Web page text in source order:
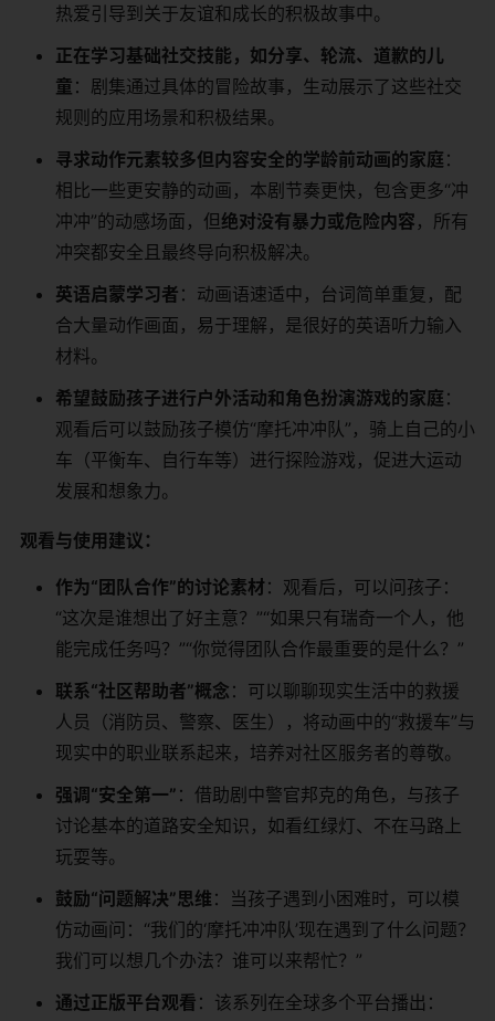
热爱引导到关于友谊和成长的积极故事中。
正在学习基础社交技能，如分享、轮流、道歉的儿
童 ：剧集通过具体的冒险故事，生动展示了这些社交
规则的应用场景和积极结果。
寻求动作元素较多但内容安全的学龄前动画的家庭 ：
相比一些更安静的动画，本剧节奏更快，包含更多“冲
冲冲”的动感场面，但绝对没有暴力或危险内容 ，所有
冲突都安全且最终导向积极解决。
英语启蒙学习者 ：动画语速适中，台词简单重复，配
合大量动作画面，易于理解，是很好的英语听力输入
材料。
希望鼓励孩子进行户外活动和角色扮演游戏的家庭 ：
观看后可以鼓励孩子模仿“摩托冲冲队”，骑上自己的小
车（平衡车、自行车等）进行探险游戏，促进大运动
发展和想象力。
观看与使用建议：
作为“团队合作”的讨论素材 ：观看后，可以问孩子：
“这次是谁想出了好主意？”“如果只有瑞奇一个人，他
能完成任务吗？”“你觉得团队合作最重要的是什么？”
联系“社区帮助者”概念 ：可以聊聊现实生活中的救援
人员（消防员、警察、医生），将动画中的“救援车”与
现实中的职业联系起来，培养对社区服务者的尊敬。
强调“安全第一” ：借助剧中警官邦克的角色，与孩子
讨论基本的道路安全知识，如看红绿灯、不在马路上
玩耍等。
鼓励“问题解决”思维 ：当孩子遇到小困难时，可以模
仿动画问：“我们的‘摩托冲冲队’现在遇到了什么问题？
我们可以想几个办法？谁可以来帮忙？”
通过正版平台观看 ：该系列在全球多个平台播出：